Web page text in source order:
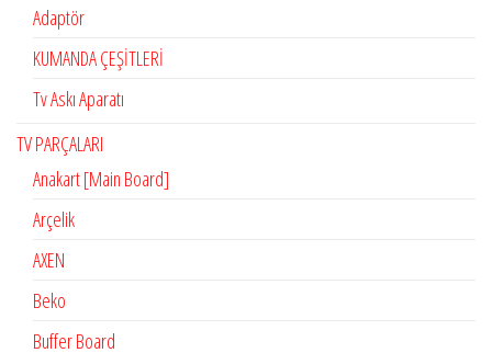
Adaptör
KUMANDA ÇEŞİTLERİ
Tv Askı Aparatı
TV PARÇALARI
Anakart [Main Board]
Arçelik
AXEN
Beko
Buffer Board